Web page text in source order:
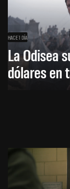
HACE 1 DÍA
La Odisea
dólares en